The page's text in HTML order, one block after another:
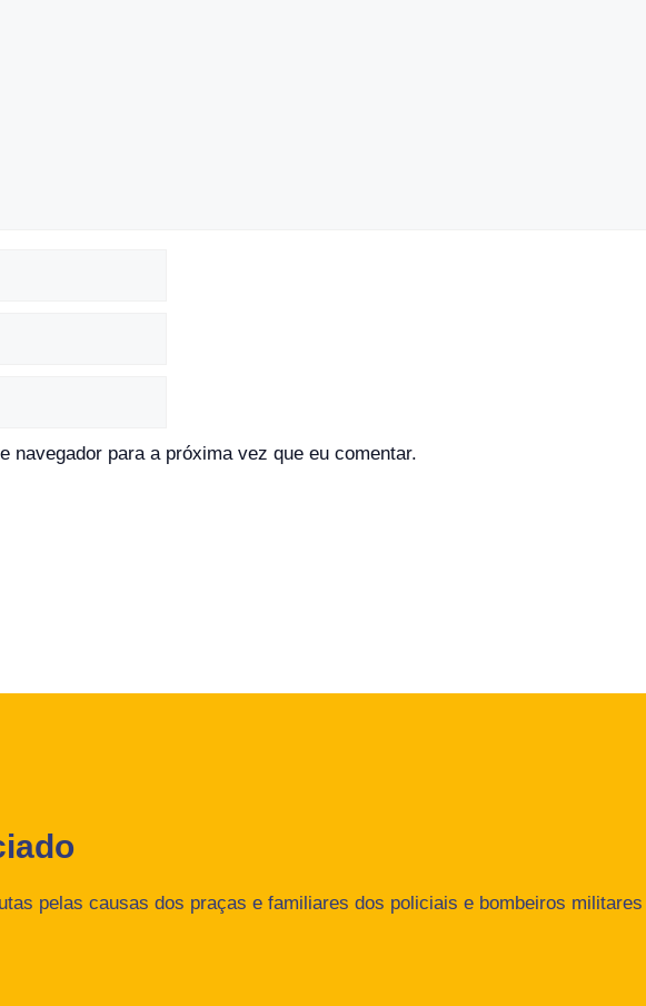
navegador para a próxima vez que eu comentar.
pelas causas dos praças e familiares dos policiais e bombeiros militares